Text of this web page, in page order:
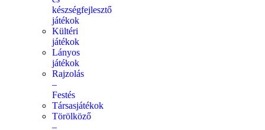
készségfejlesztő
játékok
Kültéri
játékok
Lányos
játékok
Rajzolás
–
Festés
Társasjátékok
Törölköző
–